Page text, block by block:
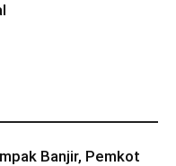
Banjir, Pemkot